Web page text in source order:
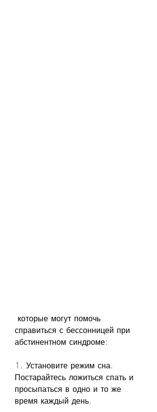
справиться с бессонницей при
абстинентном синдроме:
1. Установите режим сна.
Постарайтесь ложиться спать и
просыпаться в одно и то же
время каждый день.